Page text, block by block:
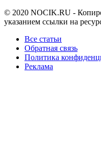
© 2020 NOCIK.RU -
указанием ссылки на
Все статьи
Обратная связь
Политика
Реклама